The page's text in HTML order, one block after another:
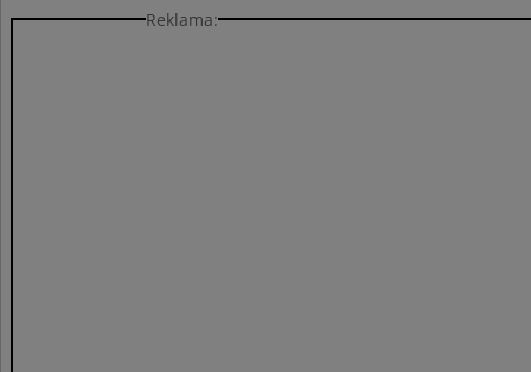
Reklama: